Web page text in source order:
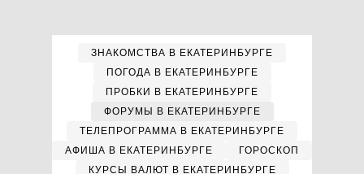
ЗНАКОМСТВА В ЕКАТЕРИНБУРГЕ
ПОГОДА В ЕКАТЕРИНБУРГЕ
ПРОБКИ В ЕКАТЕРИНБУРГЕ
ФОРУМЫ В ЕКАТЕРИНБУРГЕ
ТЕЛЕПРОГРАММА В ЕКАТЕРИНБУРГЕ
АФИША В ЕКАТЕРИНБУРГЕ
ГОРОСКОП
КУРСЫ ВАЛЮТ В ЕКАТЕРИНБУРГЕ